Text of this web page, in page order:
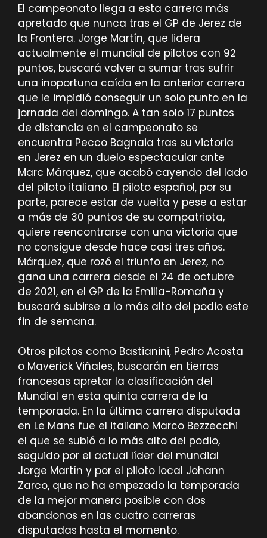
El campeonato llega a esta carrera más
apretado que nunca tras el GP de Jerez de
la Frontera. Jorge Martín, que lidera
actualmente el mundial de pilotos con 92
puntos, buscará volver a sumar tras sufrir
una inoportuna caída en la anterior carrera
que le impidió conseguir un solo punto en la
jornada del domingo. A tan solo 17 puntos
de distancia en el campeonato se
encuentra Pecco Bagnaia tras su victoria
en Jerez en un duelo espectacular ante
Marc Márquez, que acabó cayendo del lado
del piloto italiano. El piloto español, por su
parte, parece estar de vuelta y pese a estar
a más de 30 puntos de su compatriota,
quiere reencontrarse con una victoria que
no consigue desde hace casi tres años.
Márquez, que rozó el triunfo en Jerez, no
gana una carrera desde el 24 de octubre
de 2021, en el GP de la Emilia-Romaña y
buscará subirse a lo más alto del podio este
fin de semana.
Otros pilotos como Bastianini, Pedro Acosta
o Maverick Viñales, buscarán en tierras
francesas apretar la clasificación del
Mundial en esta quinta carrera de la
temporada. En la última carrera disputada
en Le Mans fue el italiano Marco Bezzecchi
el que se subió a lo más alto del podio,
seguido por el actual líder del mundial
Jorge Martín y por el piloto local Johann
Zarco, que no ha empezado la temporada
de la mejor manera posible con dos
abandonos en las cuatro carreras
disputadas hasta el momento.